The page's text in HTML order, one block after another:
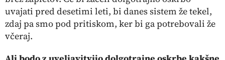
uvajati pred desetimi leti, bi danes sistem že tekel,
zdaj pa smo pod pritiskom, ker bi ga potrebovali že
včeraj.